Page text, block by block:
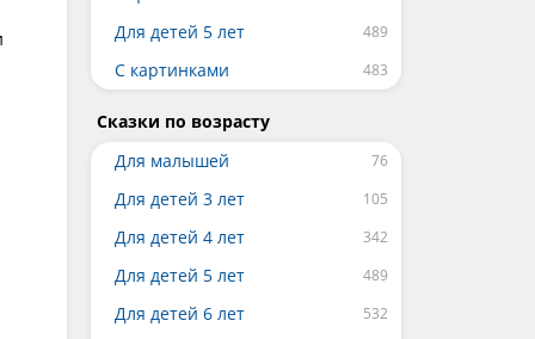
Для детей 5 лет
С картинками
Сказки по возрасту
Для малышей
Для детей 3 лет
Для детей 4 лет
Для детей 5 лет
Для детей 6 лет